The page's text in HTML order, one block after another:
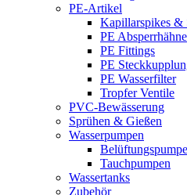
PE-Artikel
Kapillarspikes &
PE Absperrhähne
PE Fittings
PE
PE Wasserfilter
Tropfer Ventile
PVC-Bewässerung
Sprühen & Gießen
Wasserpumpen
Tauchpumpen
Wassertanks
Zubehör